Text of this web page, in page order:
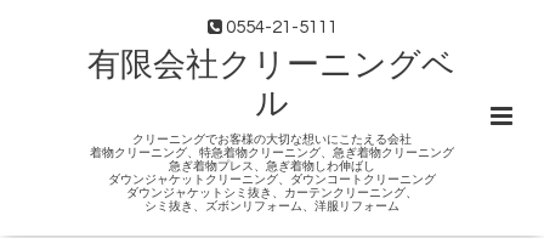
0554-21-5111
有限会社クリーニングベ
ル
クリーニングでお客様の大切な想いにこたえる会社
着物クリーニング、特急着物クリーニング、急ぎ着物クリーニング
急ぎ着物プレス、急ぎ着物しわ伸ばし
ダウンジャケットクリーニング、ダウンコートクリーニング
ダウンジャケットシミ抜き、カーテンクリーニング、
シミ抜き、ズボンリフォーム、洋服リフォーム